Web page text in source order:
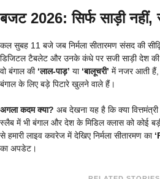
बजट 2026: सिर्फ साड़ी नहीं,
कल सुबह 11 बजे जब निर्मला सीतारमण संसद की
डिजिटल टैबलेट और उनके कंधे पर सजी साड़ी देश की
वो बंगाल की ‘लाल-पाड़’ या ‘बालूचरी’ में नजर आती
बंगाल के लिए बड़े पिटारे खुलने वाले हैं।
अगला कदम क्या? अब देखना यह है कि क्या
स्लैब में भी बंगाल और देश के मिडिल क्लास को कोई
से हमारी लाइव कवरेज में देखिए निर्मला सीतारमण का
का अपडेट।